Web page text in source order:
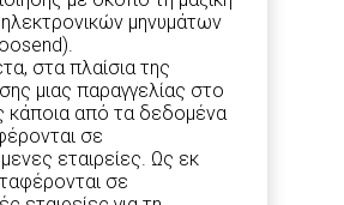
μηνυμάτων
στα πλαίσια της
μιας παραγγελίας στο
κάποια από τα δεδομένα
σε
εταιρείες. Ως εκ
σε